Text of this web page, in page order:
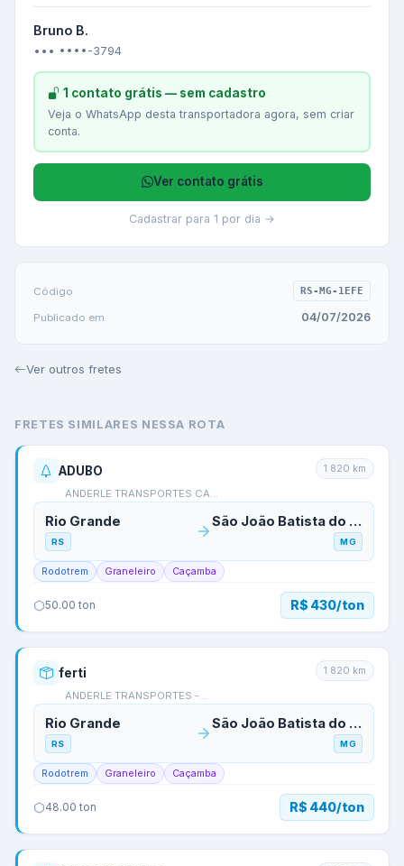
Bruno B.
••• ••••-3794
1 contato grátis — sem cadastro
Veja o WhatsApp desta transportadora agora, sem criar
conta.
Ver contato grátis
Cadastrar para 1 por dia →
Código RS-MG-1EFE
Publicado em 04/07/2026
Ver outros fretes
FRETES SIMILARES NESSA ROTA
ADUBO
ANDERLE TRANSPORTES CA…
1.820 km
Rio Grande
RS
São João Batista do Glória
MG
Rodotrem Graneleiro Caçamba
50.00 ton R$ 430/ton
ferti
ANDERLE TRANSPORTES -…
1.820 km
Rio Grande
RS
São João Batista do Glória
MG
Rodotrem Graneleiro Caçamba
48.00 ton R$ 440/ton